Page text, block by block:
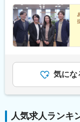
気軽にご相談く
が対象※現在お住
上決定《配属事
護」と「グルー
展開しています
の事業部を決定
なる点はご相談
あり（無料）
気にな
人気求人ランキ